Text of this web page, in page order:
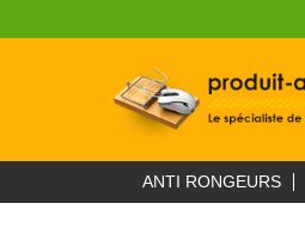
ANTI RONGEURS